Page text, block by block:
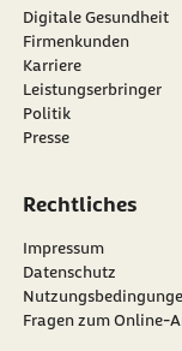
Digitale Gesundheit
Firmenkunden
Karriere
Leistungserbringer
Politik
Presse
Rechtliches
Impressum
Datenschutz
Fragen zum Online-